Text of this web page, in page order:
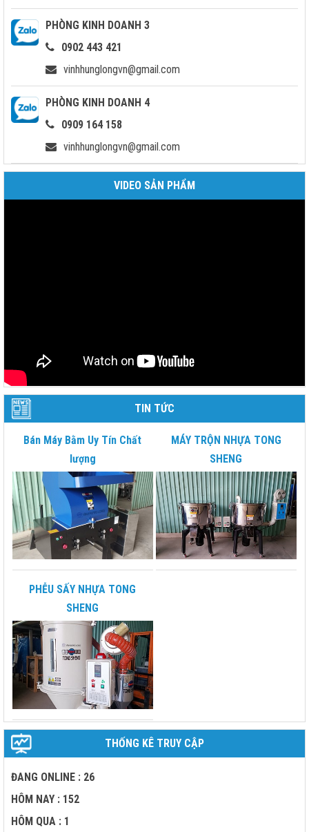
PHÒNG KINH DOANH 3
0902 443 421
vinhhunglongvn@gmail.com
PHÒNG KINH DOANH 4
0909 164 158
vinhhunglongvn@gmail.com
VIDEO SẢN PHẨM
TIN TỨC
Bán Máy Bằm Uy Tín Chất
lượng
MÁY TRỘN NHỰA TONG
SHENG
PHỄU SẤY NHỰA TONG
SHENG
THỐNG KÊ TRUY CẬP
ĐANG ONLINE : 26
HÔM NAY : 152
HÔM QUA : 1